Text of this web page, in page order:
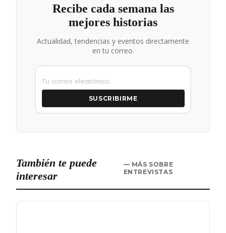
Recibe cada semana las
mejores historias
Actualidad, tendencias y eventos directamente
en tu correo.
SUSCRIBIRME
También te puede
interesar
— MÁS SOBRE
ENTREVISTAS